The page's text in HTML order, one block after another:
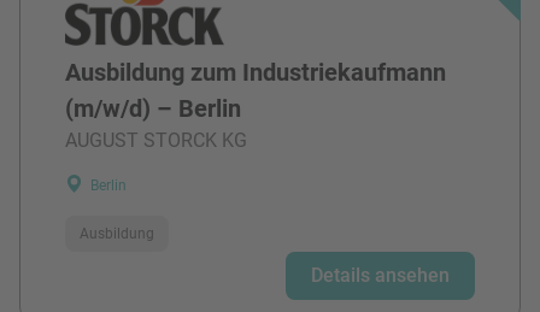
Ausbildung zum Industriekaufmann
(m/w/d) – Berlin
AUGUST STORCK KG
Berlin
Ausbildung
Details ansehen